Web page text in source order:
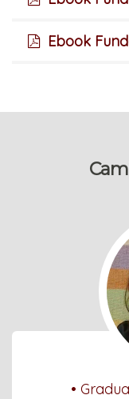
Ebook
•